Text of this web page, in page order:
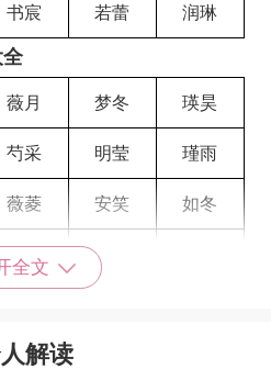
书宸 若蕾 润琳
薇月 梦冬 瑛昊
芍采 明莹 瑾雨
薇菱 安笑 如冬
醉易 夏烟
子琳
全文
解读